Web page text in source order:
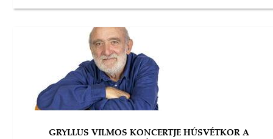
GRYLLUS VILMOS KONCERTJE HÚSVÉTKOR A